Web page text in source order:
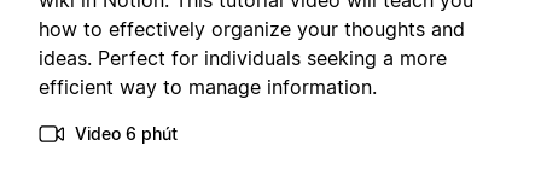
how to effectively organize your thoughts and
ideas. Perfect for individuals seeking a more
efficient way to manage information.
Video 6 phút